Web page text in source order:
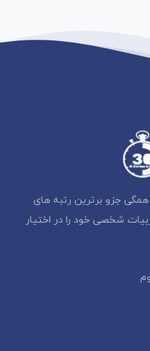
جزو برترین رتبه های
شخصی خود را در اختیار